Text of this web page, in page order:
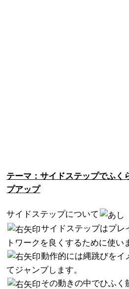
テーマ：サイドステップでふく
プアップ
サイドステップについて
サイドステップはプレ
トワークを良くするために使い
動作的には縄跳びをイ
てジャンプします。
その動きの中でひふく